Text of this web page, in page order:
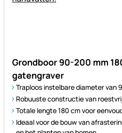
Grondboor 90-200 mm
gatengraver
Traploos instelbare diameter van
Robuuste constructie van
Totale lengte 180 cm voor
Ideaal voor de bouw van